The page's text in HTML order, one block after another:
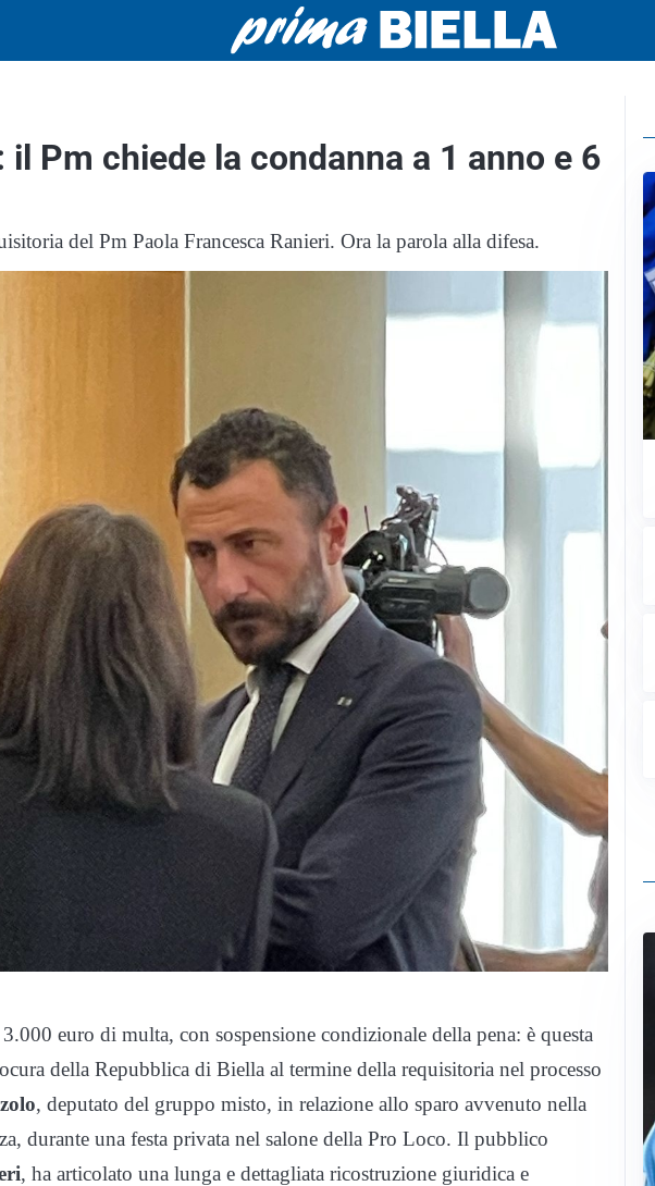
Pm chiede la condanna a 1 anno e 6
del Pm Paola Francesca Ranieri. Ora la parola alla difesa.
euro di multa, con sospensione condizionale della pena: è questa
della Repubblica di Biella al termine della requisitoria nel processo
, deputato del gruppo misto, in relazione allo sparo avvenuto nella
durante una festa privata nel salone della Pro Loco. Il pubblico
, ha articolato una lunga e dettagliata ricostruzione giuridica e